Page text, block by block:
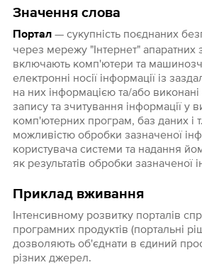
Значення слова
Портал— сукупність поєднаних
через мережу "Інтернет" апаратних
включають комп'ютери та
електронні носії інформації із
на них інформацією та/або
запису та зчитування інформації у
комп'ютерних програм, баз даних і
можливістю обробки зазначеної
користувача системи та надання
як результатів обробки зазначеної
Приклад вживання
Інтенсивному розвитку порталів
програмних продуктів (портальні
дозволяють об'єднати в єдиний
різних джерел.